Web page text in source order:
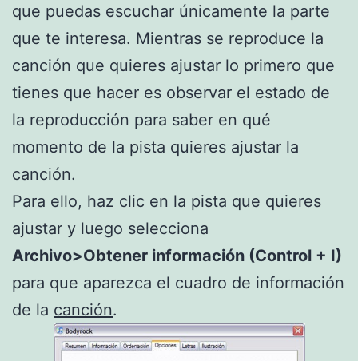
que puedas escuchar únicamente la parte
que te interesa. Mientras se reproduce la
canción que quieres ajustar lo primero que
tienes que hacer es observar el estado de
la reproducción para saber en qué
momento de la pista quieres ajustar la
canción.
Para ello, haz clic en la pista que quieres
ajustar y luego selecciona
Archivo>Obtener información (Control + I)
para que aparezca el cuadro de información
de la canción.